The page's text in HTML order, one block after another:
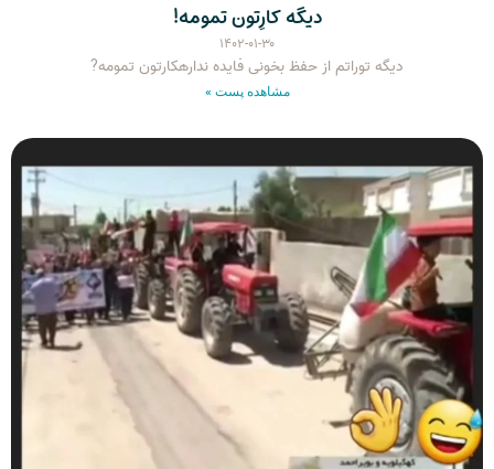
دیگه کارِتون تمومه!
۱۴۰۲-۰۱-۳۰
دیگه توراتم از حفظ بخونی فایده ندارهکارتون تمومه?
مشاهده پست »